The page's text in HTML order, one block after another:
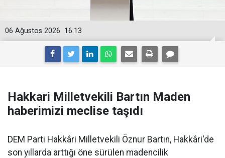
16:13
06 Ağustos 2026
Hakkari Milletvekili Bartın Maden
haberimizi meclise taşıdı
DEM Parti Hakkâri Milletvekili Öznur Bartın, Hakkâri'de
son yıllarda arttığı öne sürülen madencilik